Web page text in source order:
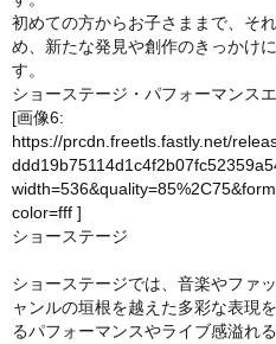
初めての方からお子さままで、そ
め、新たな発見や創作のきっかけ
す。
ショーステージ・パフォーマンス
[画像6:
https://prcdn.freetls.fastly.net/
color=fff ]
ショーステージ
ショーステージでは、音楽やファ
ャンルの垣根を越えた多彩な表現
るパフォーマンスやライブ感溢れ